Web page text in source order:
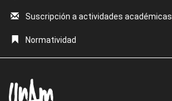
Suscripción a actividades académicas
Normatividad